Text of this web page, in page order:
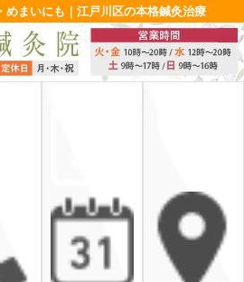
めまいにも｜江戸川区の本格鍼灸治療